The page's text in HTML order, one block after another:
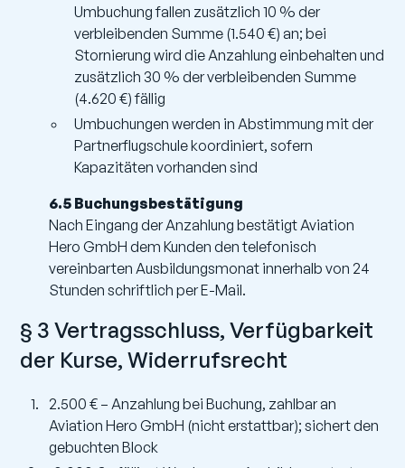
Umbuchung fallen zusätzlich 10 % der
verbleibenden Summe (1.540 €) an; bei
Stornierung wird die Anzahlung einbehalten und
zusätzlich 30 % der verbleibenden Summe
(4.620 €) fällig
Umbuchungen werden in Abstimmung mit der
Partnerflugschule koordiniert, sofern
Kapazitäten vorhanden sind
6.5 Buchungsbestätigung
Nach Eingang der Anzahlung bestätigt Aviation
Hero GmbH dem Kunden den telefonisch
vereinbarten Ausbildungsmonat innerhalb von 24
Stunden schriftlich per E-Mail.
§ 3 Vertragsschluss, Verfügbarkeit
der Kurse, Widerrufsrecht
2.500 € – Anzahlung bei Buchung, zahlbar an
Aviation Hero GmbH (nicht erstattbar); sichert den
gebuchten Block